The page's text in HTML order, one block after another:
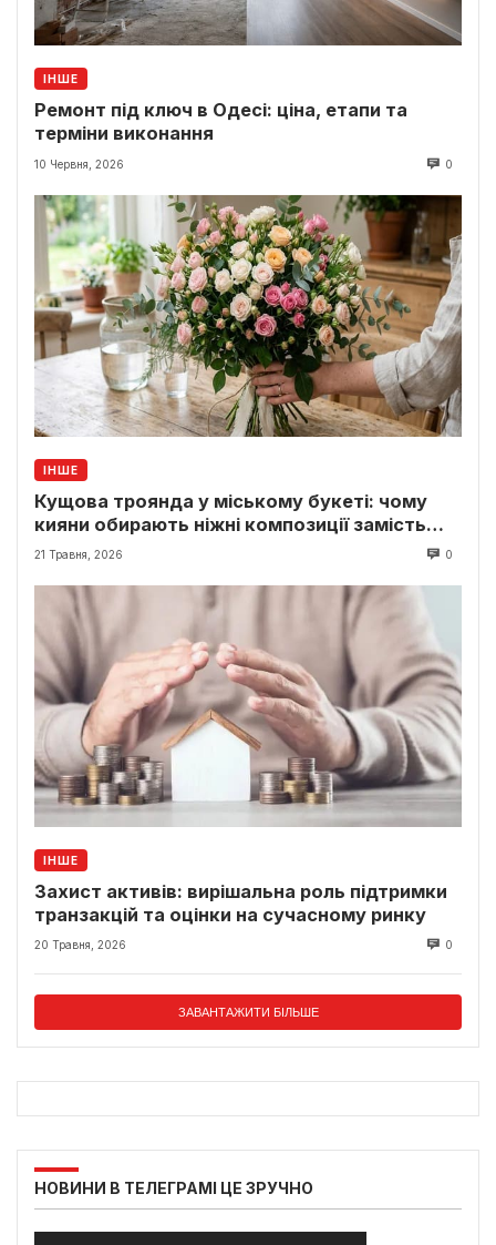
ІНШЕ
Ремонт під ключ в Одесі: ціна, етапи та
терміни виконання
10 Червня, 2026 0
ІНШЕ
Кущова троянда у міському букеті: чому
кияни обирають ніжні композиції замість
класики
21 Травня, 2026 0
ІНШЕ
Захист активів: вирішальна роль підтримки
транзакцій та оцінки на сучасному ринку
20 Травня, 2026 0
ЗАВАНТАЖИТИ БІЛЬШЕ
НОВИНИ В ТЕЛЕГРАМІ ЦЕ ЗРУЧНО